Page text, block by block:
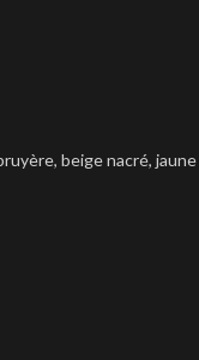
beige nacré,